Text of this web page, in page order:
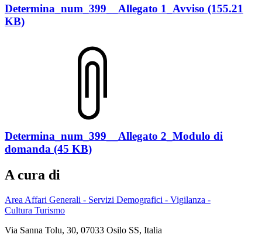
Determina_num_399__Allegato 1_Avviso (155.21
KB)
Determina_num_399__Allegato 2_Modulo di
domanda (45 KB)
A cura di
Area Affari Generali - Servizi Demografici - Vigilanza -
Cultura Turismo
Via Sanna Tolu, 30, 07033 Osilo SS, Italia